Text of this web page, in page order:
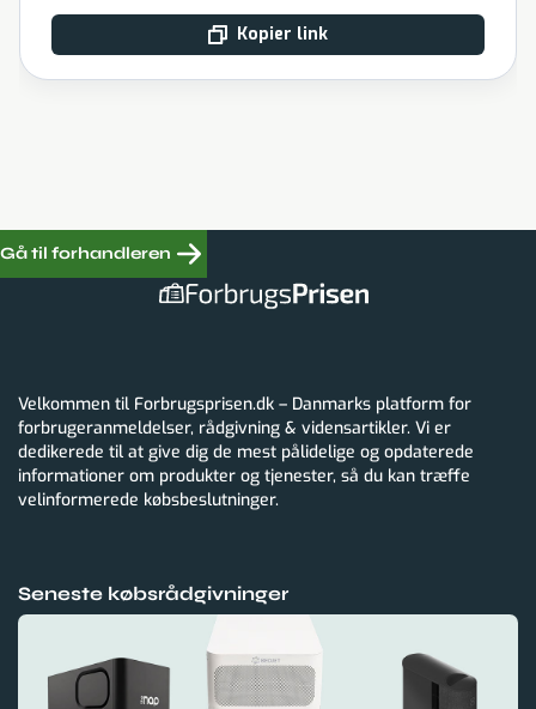
Kopier link
Gå til forhandleren
Velkommen til Forbrugsprisen.dk – Danmarks platform for
forbrugeranmeldelser, rådgivning & vidensartikler. Vi er
dedikerede til at give dig de mest pålidelige og opdaterede
informationer om produkter og tjenester, så du kan træffe
velinformerede købsbeslutninger.
Seneste købsrådgivninger